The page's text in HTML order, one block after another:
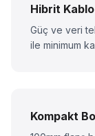
Hibrit Kablo
Güç ve veri
ile minimum
Kompakt